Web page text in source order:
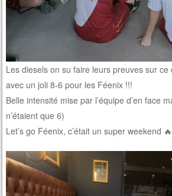
Les diesels on su faire leurs preuves sur
avec un joli 8-6 pour les Féenix !!!
Belle intensité mise par l’équipe d’en face
n’étaient que 6)
Let’s go Féenix, c’était un super weekend